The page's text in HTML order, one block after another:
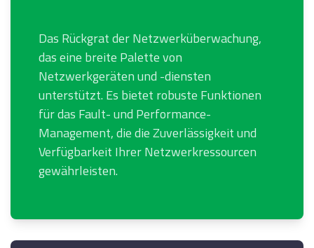
Das Rückgrat der Netzwerküberwachung,
das eine breite Palette von
Netzwerkgeräten und -diensten
unterstützt. Es bietet robuste Funktionen
für das Fault- und Performance-
Management, die die Zuverlässigkeit und
Verfügbarkeit Ihrer Netzwerkressourcen
gewährleisten.